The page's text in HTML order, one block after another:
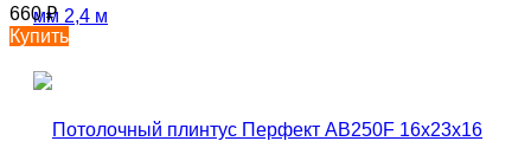
660₽
Купить